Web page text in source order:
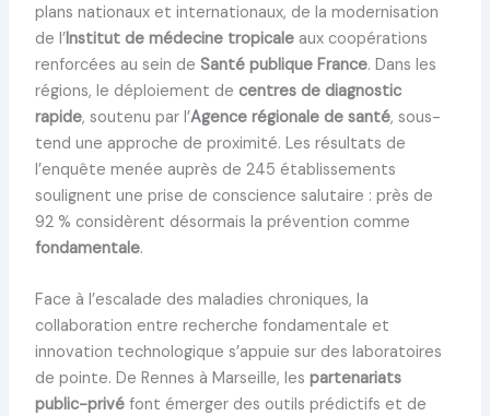
plans nationaux et internationaux, de la modernisation
de l’Institut de médecine tropicaleaux coopérations
renforcées au sein de Santé publique France. Dans les
régions, le déploiement de centres de diagnostic
rapide, soutenu par l’Agence régionale de santé, sous-
tend une approche de proximité. Les résultats de
l’enquête menée auprès de 245 établissements
soulignent une prise de conscience salutaire : près de
92 % considèrent désormais la prévention comme
fondamentale.
Face à l’escalade des maladies chroniques, la
collaboration entre recherche fondamentale et
innovation technologique s’appuie sur des laboratoires
de pointe. De Rennes à Marseille, les partenariats
public-privéfont émerger des outils prédictifs et de